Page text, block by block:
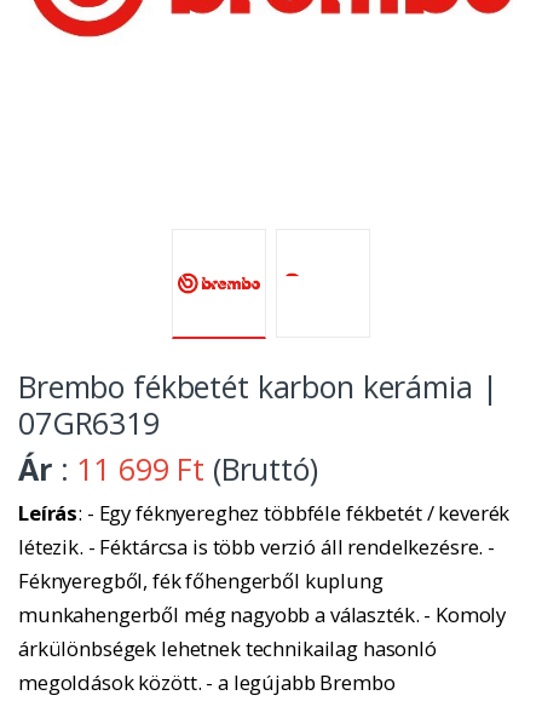
Brembo fékbetét karbon kerámia |
07GR6319
Ár : 11 699 Ft (Bruttó)
Leírás: - Egy féknyereghez többféle fékbetét / keverék
létezik. - Féktárcsa is több verzió áll rendelkezésre. -
Féknyeregből, fék főhengerből kuplung
munkahengerből még nagyobb a választék. - Komoly
árkülönbségek lehetnek technikailag hasonló
megoldások között. - a legújabb Brembo